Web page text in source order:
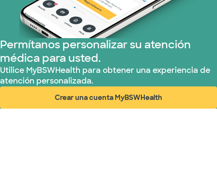
Plan de Salud Superior (19 planes)
Tricare (3 planes)
TriWest HealthCare (1 planes)
United HealthCare (33 planes)
WellMed (15 planes)
Permítanos personalizar su atención
médica para usted.
Utilice MyBSWHealth para obtener una experiencia de
atención personalizada.
Crear una cuenta MyBSWHealth
(abre en ventana nueva)